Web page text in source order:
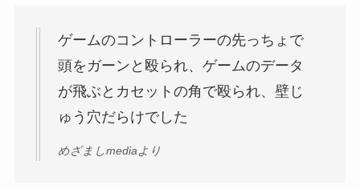
ゲームのコントローラーの先っちょで
頭をガーンと殴られ、ゲームのデータ
が飛ぶとカセットの角で殴られ、壁じ
ゅう穴だらけでした
めざましmediaより